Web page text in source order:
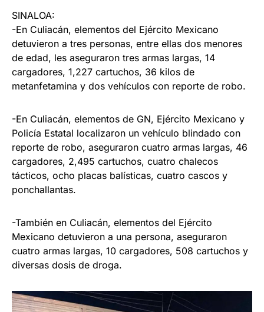
SINALOA:
-En Culiacán, elementos del Ejército Mexicano
detuvieron a tres personas, entre ellas dos menores
de edad, les aseguraron tres armas largas, 14
cargadores, 1,227 cartuchos, 36 kilos de
metanfetamina y dos vehículos con reporte de robo.
-En Culiacán, elementos de GN, Ejército Mexicano y
Policía Estatal localizaron un vehículo blindado con
reporte de robo, aseguraron cuatro armas largas, 46
cargadores, 2,495 cartuchos, cuatro chalecos
tácticos, ocho placas balísticas, cuatro cascos y
ponchallantas.
-También en Culiacán, elementos del Ejército
Mexicano detuvieron a una persona, aseguraron
cuatro armas largas, 10 cargadores, 508 cartuchos y
diversas dosis de droga.